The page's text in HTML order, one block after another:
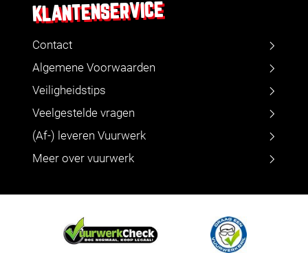
KLANTENSERVICE
Contact
Algemene Voorwaarden
Veiligheidstips
Veelgestelde vragen
(Af-) leveren Vuurwerk
Meer over vuurwerk